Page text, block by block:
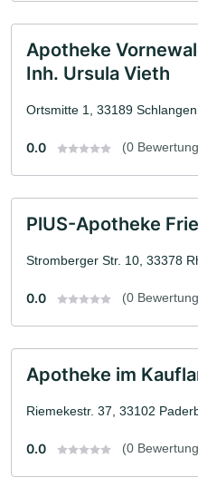
Apotheke
Inh. Ursula Vieth
Ortsmitte 1, 33189 Schlangen
0.0 (0
PlUS-Apotheke
Stromberger Str. 10, 33378
0.0 (0
Apotheke im
Riemekestr. 37, 33102
0.0 (0